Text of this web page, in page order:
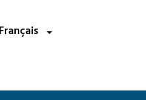
Français